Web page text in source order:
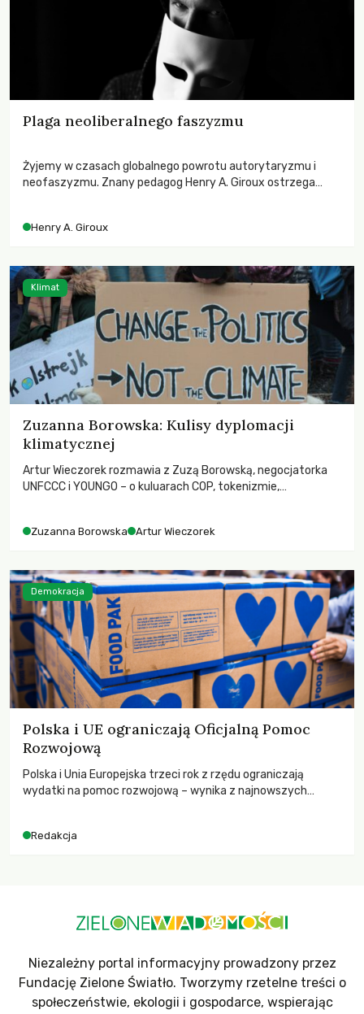
Plaga neoliberalnego faszyzmu
Żyjemy w czasach globalnego powrotu autorytaryzmu i
neofaszyzmu. Znany pedagog Henry A. Giroux ostrzega
wychowają świadomych obywateli?
Henry A. Giroux
Zuzanna Borowska: Kulisy dyplomacji
klimatycznej
Artur Wieczorek rozmawia z Zuzą Borowską, negocjatorka
UNFCCC i YOUNGO – o kuluarach COP, tokenizmie,
Zuzanna Borowska Artur Wieczorek
Klimat
Polska i UE ograniczają Oficjalną Pomoc
Rozwojową
Polska i Unia Europejska trzeci rok z rzędu ograniczają
wydatki na pomoc rozwojową – wynika z najnowszych
odnotowano największe tąpnięcie ODA w historii. Jakie będą
Redakcja
Demokracja
Niezależny portal informacyjny prowadzony przez
Fundację Zielone Światło. Tworzymy rzetelne treści o
społeczeństwie, ekologii i gospodarce, wspierając